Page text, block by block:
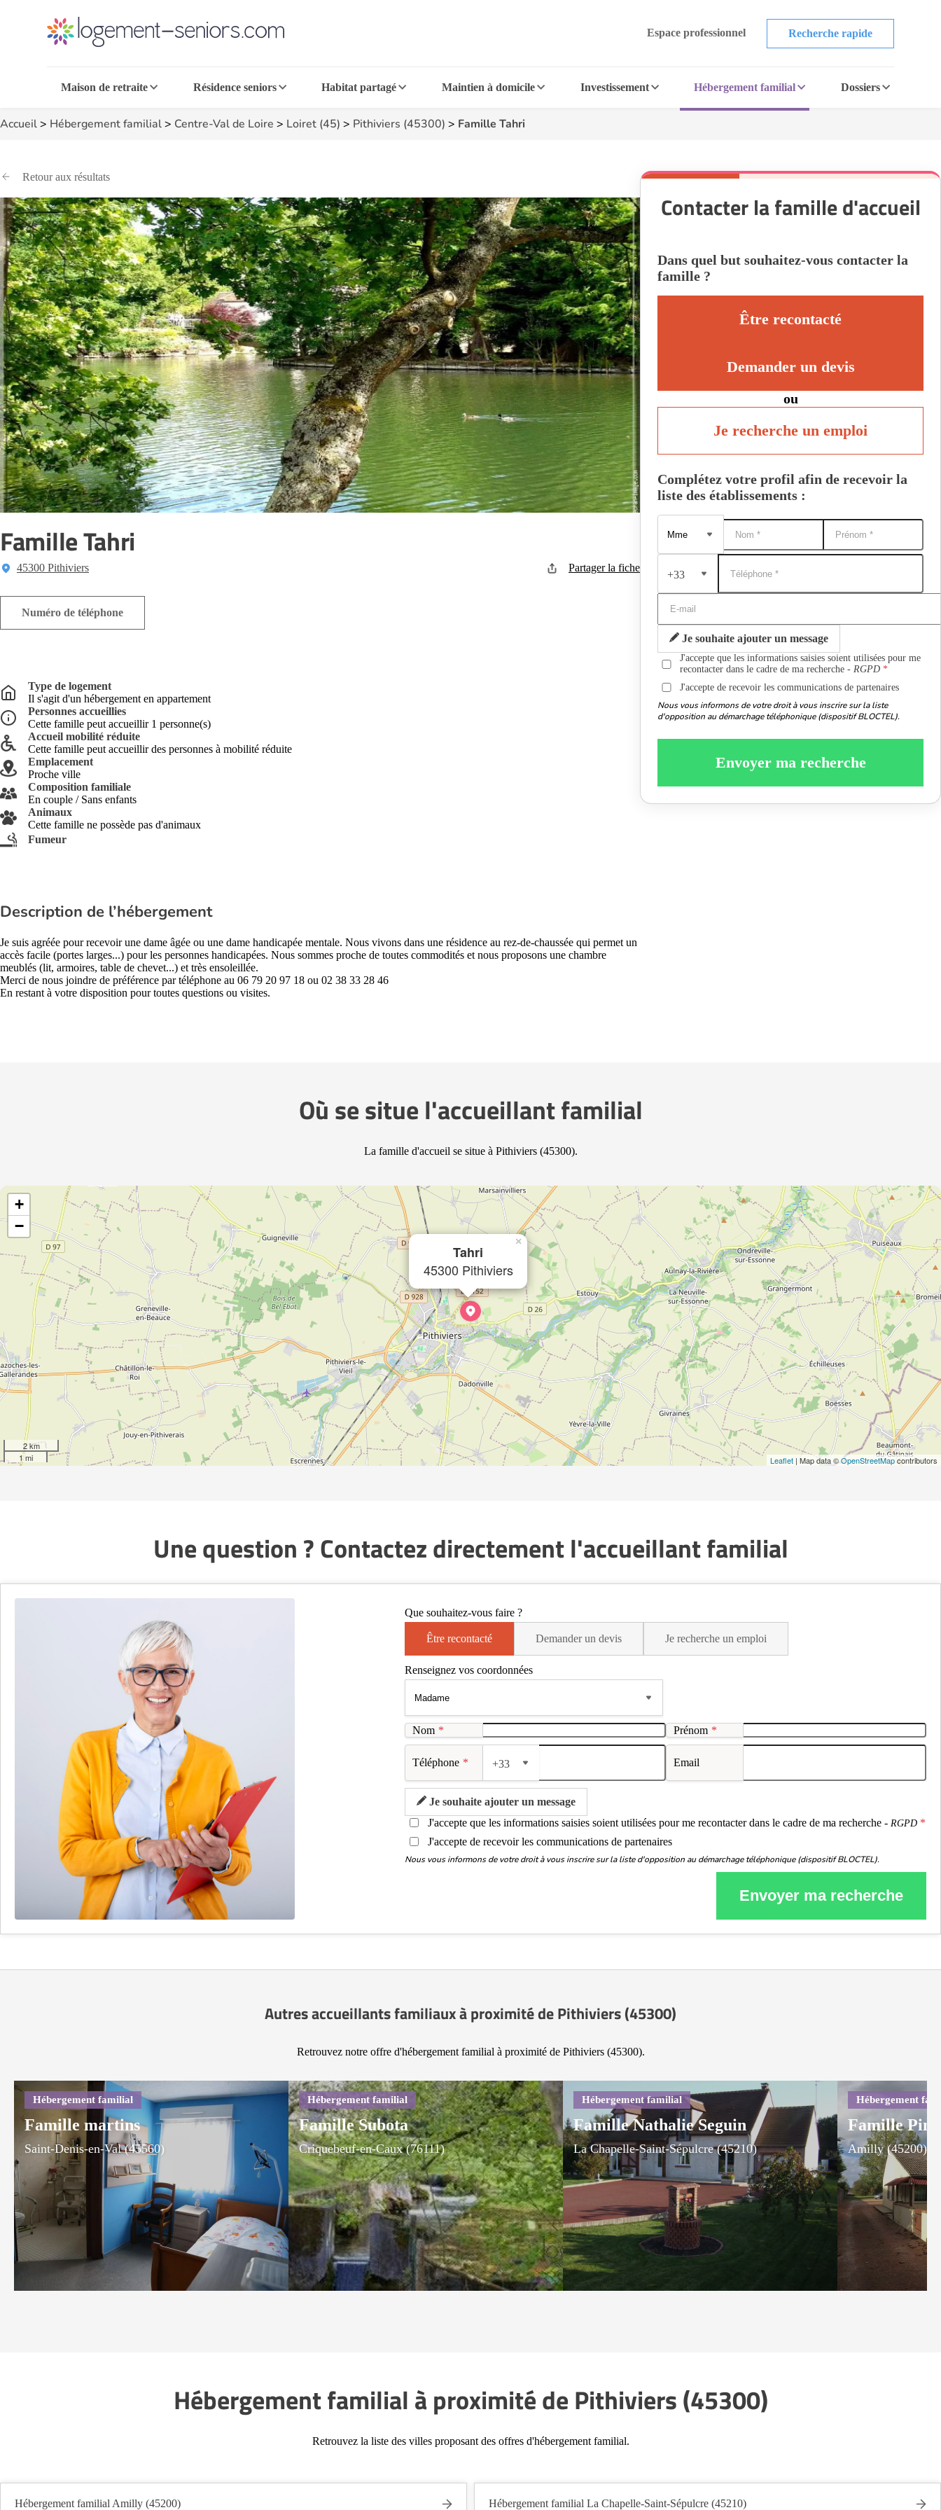
Espace professionnel Recherche rapide
Maison de retraite Résidence seniors Habitat partagé Maintien à domicile Investissement Hébergement familial Dossiers
Accueil> Hébergement familial> Centre-Val de Loire > Loiret (45) > Pithiviers (45300) > Famille Tahri
Retour aux résultats
Famille Tahri
45300 Pithiviers Partager la fiche
Numéro de téléphone
Type de logement
Il s'agit d'un hébergement en appartement
Personnes accueillies
Cette famille peut accueillir 1 personne(s)
Accueil mobilité réduite
Cette famille peut accueillir des personnes à mobilité réduite
Emplacement
Proche ville
Composition familiale
En couple / Sans enfants
Animaux
Cette famille ne possède pas d'animaux
Fumeur
Description de l’hébergement
Je suis agréée pour recevoir une dame âgée ou une dame handicapée mentale. Nous vivons dans une résidence au rez-de-chaussée qui permet un
accès facile (portes larges...) pour les personnes handicapées. Nous sommes proche de toutes commodités et nous proposons une chambre
meublés (lit, armoires, table de chevet...) et très ensoleillée.
Merci de nous joindre de préférence par téléphone au 06 79 20 97 18 ou 02 38 33 28 46
En restant à votre disposition pour toutes questions ou visites.
Contacter la famille d'accueil
Dans quel but souhaitez-vous contacter la
famille ?
Être recontacté
Demander un devis
ou
Je recherche un emploi
Complétez votre profil afin de recevoir la
liste des établissements :
+33
Je souhaite ajouter un message
J'accepte que les informations saisies soient utilisées pour me
recontacter dans le cadre de ma recherche -RGPD
J'accepte de recevoir les communications de partenaires
Nous vous informons de votre droit à vous inscrire sur la liste
d'opposition au démarchage téléphonique (dispositif BLOCTEL).
Envoyer ma recherche
Où se situe l'accueillant familial
La famille d'accueil se situe à Pithiviers (45300).
Tahri
45300 Pithiviers
×
+
−
2 km
1 mi
Leaflet | Map data ©OpenStreetMapcontributors
Une question ? Contactez directement l'accueillant familial
Que souhaitez-vous faire ?
Être recontacté Demander un devis Je recherche un emploi
Renseignez vos coordonnées
Nom * Prénom *
Téléphone * +33 Email
Je souhaite ajouter un message
J'accepte que les informations saisies soient utilisées pour me recontacter dans le cadre de ma recherche - RGPD
J'accepte de recevoir les communications de partenaires
Nous vous informons de votre droit à vous inscrire sur la liste d'opposition au démarchage téléphonique (dispositif BLOCTEL).
Envoyer ma recherche
Autres accueillants familiaux à proximité de Pithiviers (45300)
Retrouvez notre offre d'hébergement familial à proximité de Pithiviers (45300).
Famille martins
Saint-Denis-en-Val (45560)
Famille Subota
Criquebeuf-en-Caux (76111)
Famille Nathalie Seguin
La Chapelle-Saint-Sépulcre (45210)
Famille
Amilly (45200)
Hébergement familial à proximité de Pithiviers (45300)
Retrouvez la liste des villes proposant des offres d'hébergement familial.
Hébergement familial Amilly (45200) Hébergement familial La Chapelle-Saint-Sépulcre (45210)